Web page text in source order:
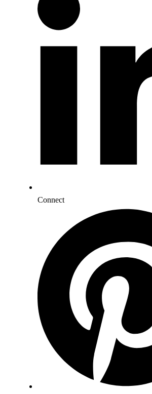
Connect